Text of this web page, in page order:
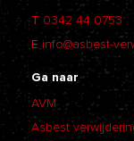
T0342 44 0753
E info@asbest-
Ga naar
AVM
Asbest